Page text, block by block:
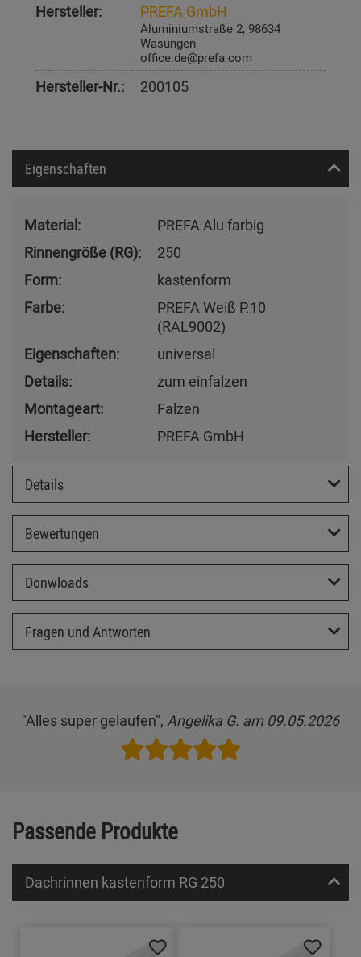
Hersteller:
PREFA GmbH
Aluminiumstraße 2, 98634
Wasungen
office.de@prefa.com
Hersteller-Nr.: 200105
Eigenschaften
Material:
PREFA Alu farbig
Rinnengröße (RG):
250
Form:
kastenform
Farbe:
PREFA Weiß P.10
(RAL9002)
Eigenschaften:
universal
Details:
zum einfalzen
Montageart:
Falzen
Hersteller:
PREFA GmbH
Details
Bewertungen
Donwloads
Fragen und Antworten
"Alles super gelaufen", Angelika G. am 09.05.2026
Passende Produkte
Dachrinnen kastenform RG 250